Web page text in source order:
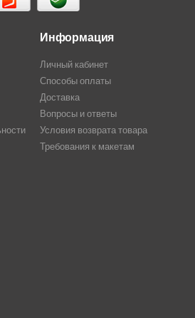
Информация
Личный кабинет
Способы оплаты
Доставка
Вопросы и ответы
Условия возврата товара
Требования к макетам